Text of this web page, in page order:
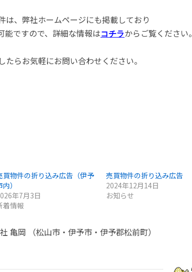
は、弊社ホームページにも掲載しており
能ですので、詳細な情報はコチラからご覧ください。
らお気軽にお問い合わせください。
買物件の折り込み広告（伊予
）
年7月3日
着情報
売買物件の折り込み広告
2024年12月14日
お知らせ
亀岡 （松山市・伊予市・伊予郡松前町）